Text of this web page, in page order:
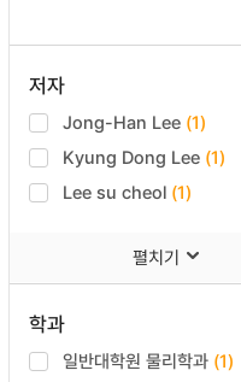
저자
Jong-Han Lee (1)
Kyung Dong Lee (1)
Lee su cheol (1)
펼치기
학과
일반대학원 물리학과 (1)